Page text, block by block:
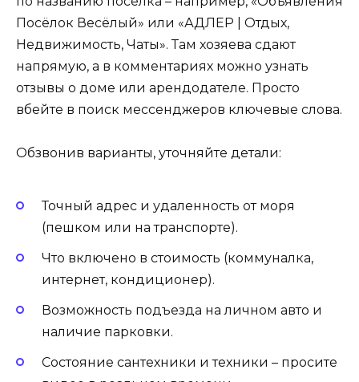
Посёлок Весёлый» или «АДЛЕР | Отдых,
Недвижимость, Чаты». Там хозяева сдают
напрямую, а в комментариях можно узнать
отзывы о доме или арендодателе. Просто
вбейте в поиск мессенджеров ключевые слова.
Обзвонив варианты, уточняйте детали:
Точный адрес и удаленность от моря
(пешком или на транспорте).
Что включено в стоимость (коммуналка,
интернет, кондиционер).
Возможность подъезда на личном авто и
наличие парковки.
Состояние сантехники и техники – просите